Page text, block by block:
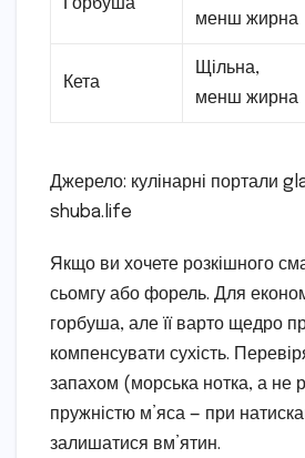
Горбуша
менш жирна
Кета
Щільна,
менш жирна
Джерело: кулінарні портали
shuba.life
Якщо ви хочете розкішного
сьомгу або форель. Для
горбуша, але її варто щедро
компенсувати сухість.
запахом (морська нотка, а не
пружністю м’яса — при
залишатися вм’ятин.